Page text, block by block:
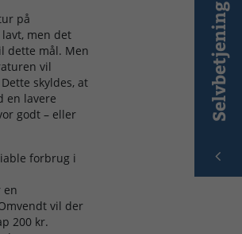
Selvbetjening
på
men det
dette mål. Men
vil
skyldes, at
en lavere
godt – eller
forbrug i
en
vil der
200 kr.